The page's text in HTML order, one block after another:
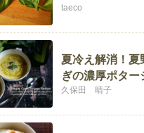
taeco
夏冷え解消！夏
ぎの濃厚ポタ
久保田 晴子